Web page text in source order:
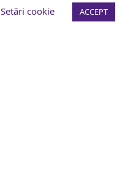
Setări cookie ACCEPT